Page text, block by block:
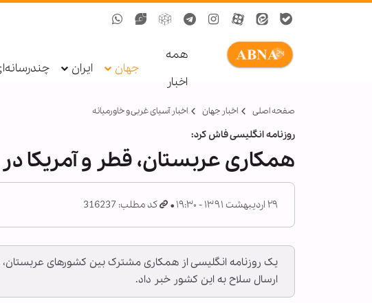
همه
اخبار
جهان ایران
صفحه اصلی اخبار جهان اخبار آسیای غربی و خاورمیانه
روزنامه انگلیسی فاش کرد:
همکاری عربستان، قطر و آمریکا
۲۹ اردیبهشت ۱۳۹۱ - ۱۹:۳۰ کد مطلب: 316237
یک روزنامه انگلیسی از همکاری مشترک بین کشورهای
ارسال سلاح به این کشور خبر داد.